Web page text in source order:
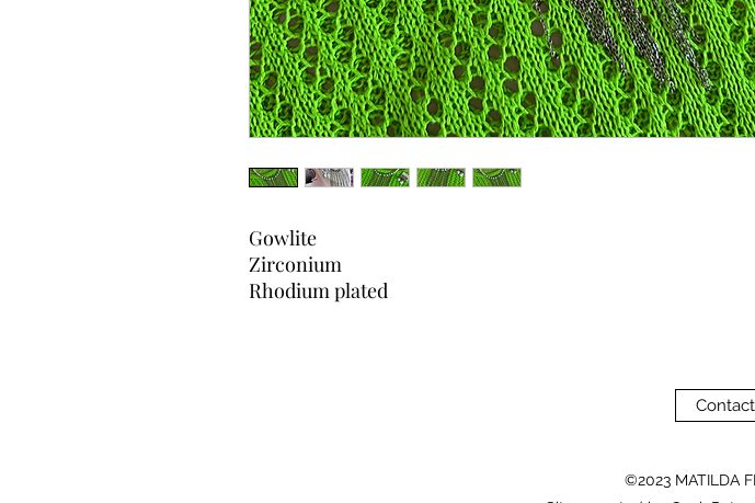
Gowlite
Zirconium
Rhodium plated
©2023 MATILDA